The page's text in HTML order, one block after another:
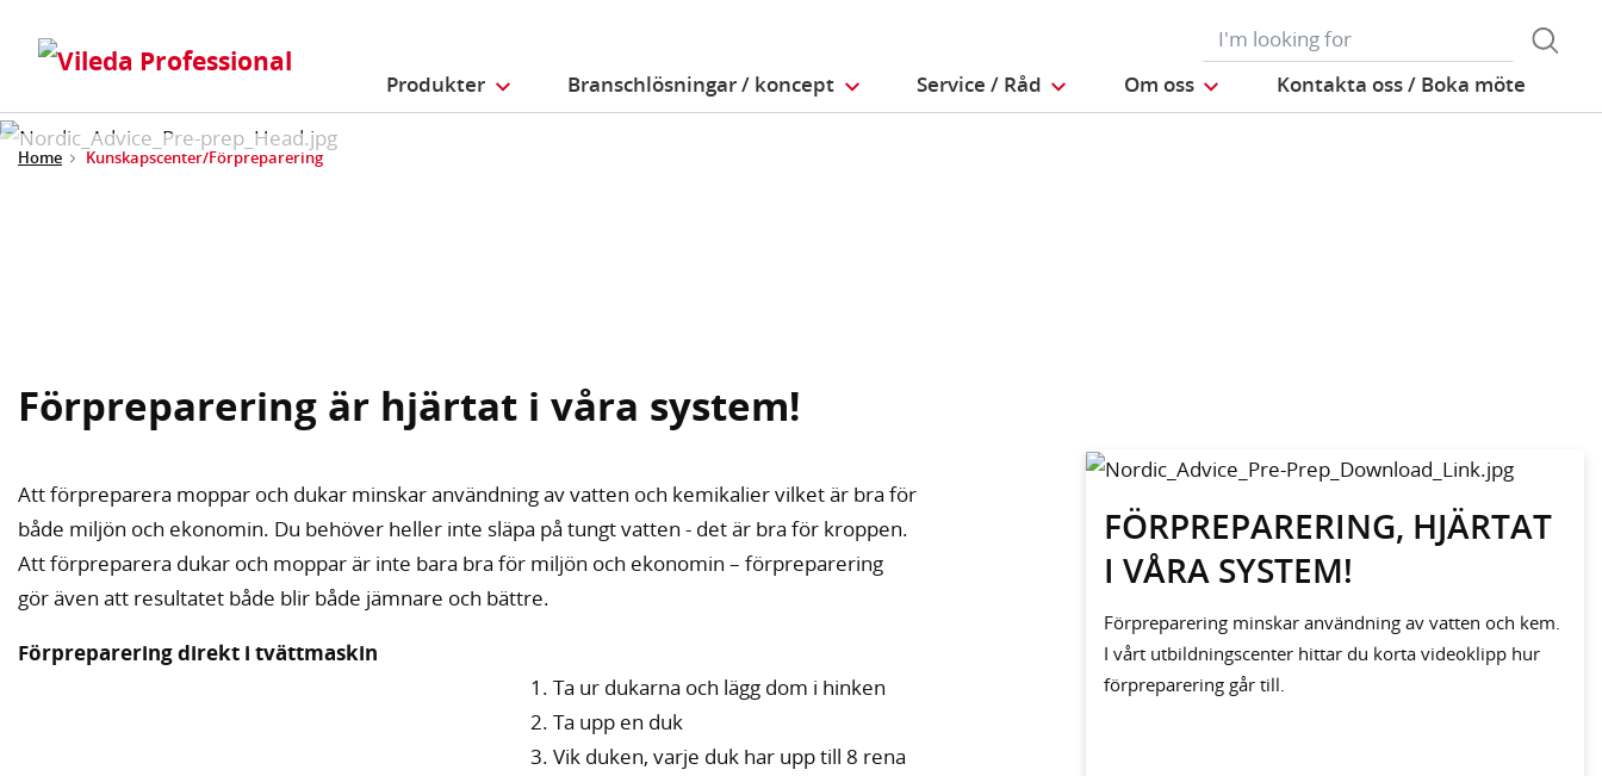
Produkter Branschlösningar / koncept Service / Råd Om oss Kontakta oss / Boka möte
Home Kunskapscenter/Förpreparering
Förpreparering är hjärtat i våra system!
Att förpreparera moppar och dukar minskar användning av vatten och kemikalier vilket är bra för
både miljön och ekonomin. Du behöver heller inte släpa på tungt vatten - det är bra för kroppen.
Att förpreparera dukar och moppar är inte bara bra för miljön och ekonomin – förpreparering
gör även att resultatet både blir både jämnare och bättre.
Förpreparering direkt i tvättmaskin
1. Ta ur dukarna och lägg dom i hinken
2. Ta upp en duk
3. Vik duken, varje duk har upp till 8 rena
FÖRPREPARERING, HJÄRTAT
I VÅRA SYSTEM!
Förpreparering minskar användning av vatten och kem.
I vårt utbildningscenter hittar du korta videoklipp hur
förpreparering går till.